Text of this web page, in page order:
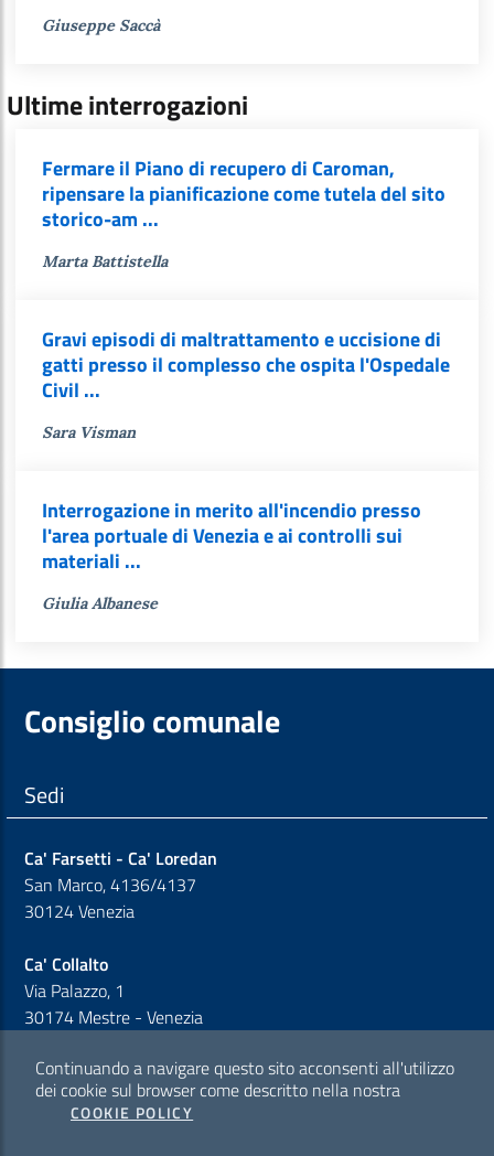
Giuseppe Saccà
Ultime interrogazioni
Fermare il Piano di recupero di Caroman,
ripensare la pianificazione come tutela del sito
storico-am ...
Marta Battistella
Gravi episodi di maltrattamento e uccisione di
gatti presso il complesso che ospita l'Ospedale
Civil ...
Sara Visman
Interrogazione in merito all'incendio presso
l'area portuale di Venezia e ai controlli sui
materiali ...
Giulia Albanese
Consiglio comunale
Sedi
Ca' Farsetti - Ca' Loredan
San Marco, 4136/4137
30124 Venezia
Ca' Collalto
Via Palazzo, 1
30174 Mestre - Venezia
Sezione Link Policy
Cookie policy
Continuando a navigare questo sito acconsenti all'utilizzo
dei cookie sul browser come descritto nella nostra
COOKIE POLICY